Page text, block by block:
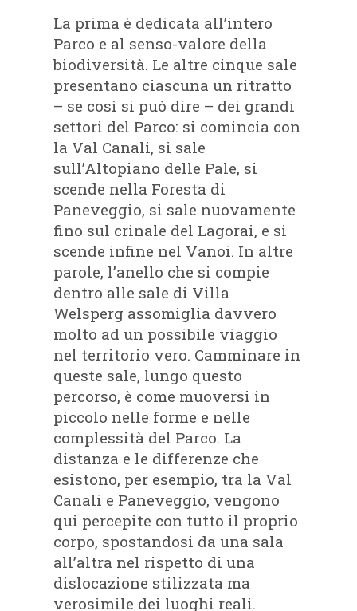
La prima è dedicata all’intero
Parco e al senso-valore della
biodiversità. Le altre cinque sale
presentano ciascuna un ritratto
– se così si può dire – dei grandi
settori del Parco: si comincia con
la Val Canali, si sale
sull’Altopiano delle Pale, si
scende nella Foresta di
Paneveggio, si sale nuovamente
fino sul crinale del Lagorai, e si
scende infine nel Vanoi. In altre
parole, l’anello che si compie
dentro alle sale di Villa
Welsperg assomiglia davvero
molto ad un possibile viaggio
nel territorio vero. Camminare in
queste sale, lungo questo
percorso, è come muoversi in
piccolo nelle forme e nelle
complessità del Parco. La
distanza e le differenze che
esistono, per esempio, tra la Val
Canali e Paneveggio, vengono
qui percepite con tutto il proprio
corpo, spostandosi da una sala
all’altra nel rispetto di una
dislocazione stilizzata ma
verosimile dei luoghi reali.